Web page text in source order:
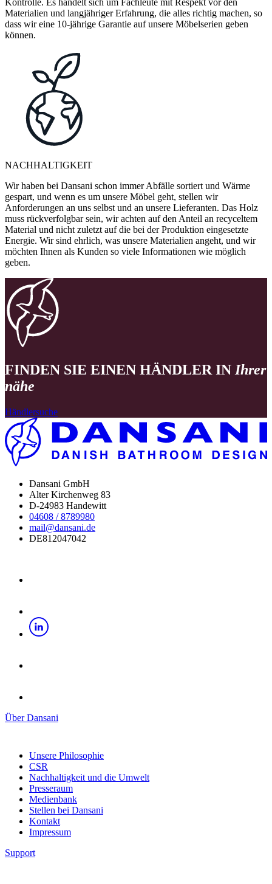
Kontrolle. Es handelt sich um Fachleute mit Respekt vor den
Materialien und langjähriger Erfahrung, die alles richtig machen, so
dass wir eine 10-jährige Garantie auf unsere Möbelserien geben
können.
NACHHALTIGKEIT
Wir haben bei Dansani schon immer Abfälle sortiert und Wärme
gespart, und wenn es um unsere Möbel geht, stellen wir
Anforderungen an uns selbst und an unsere Lieferanten. Das Holz
muss rückverfolgbar sein, wir achten auf den Anteil an recyceltem
Material und nicht zuletzt auf die bei der Produktion eingesetzte
Energie. Wir sind ehrlich, was unsere Materialien angeht, und wir
möchten Ihnen als Kunden so viele Informationen wie möglich
geben.
FINDEN SIE EINEN HÄNDLER IN Ihrer
nähe
Händlersuche
Dansani GmbH
Alter Kirchenweg 83
D-24983 Handewitt
04608 / 8789980
mail@dansani.de
DE812047042
Über Dansani
Unsere Philosophie
CSR
Nachhaltigkeit und die Umwelt
Presseraum
Medienbank
Stellen bei Dansani
Kontakt
Impressum
Support